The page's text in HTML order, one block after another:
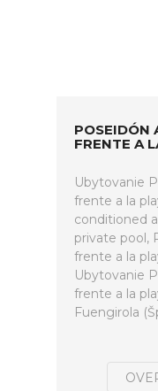
POSEIDÓN
FRENTE A
Ubytovanie
frente a la
conditioned
private pool,
frente a la
Ubytovanie
frente a la
Fuengirola